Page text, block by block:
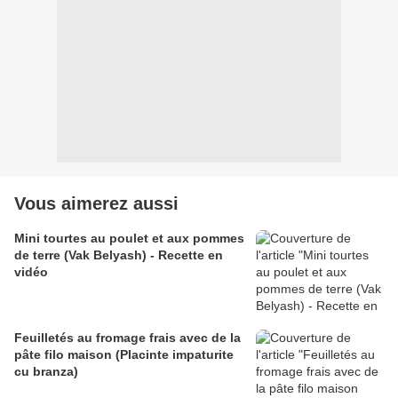
Vous aimerez aussi
Mini tourtes au poulet et aux pommes
de terre (Vak Belyash) - Recette en
vidéo
Feuilletés au fromage frais avec de la
pâte filo maison (Placinte impaturite
cu branza)